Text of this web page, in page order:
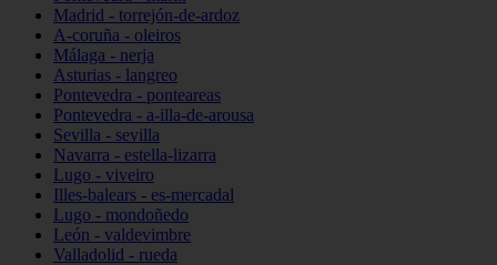
Madrid - torrejón-de-ardoz
A-coruña - oleiros
Málaga - nerja
Asturias - langreo
Pontevedra - ponteareas
Pontevedra - a-illa-de-arousa
Sevilla - sevilla
Navarra - estella-lizarra
Lugo - viveiro
Illes-balears - es-mercadal
Lugo - mondoñedo
León - valdevimbre
Valladolid - rueda